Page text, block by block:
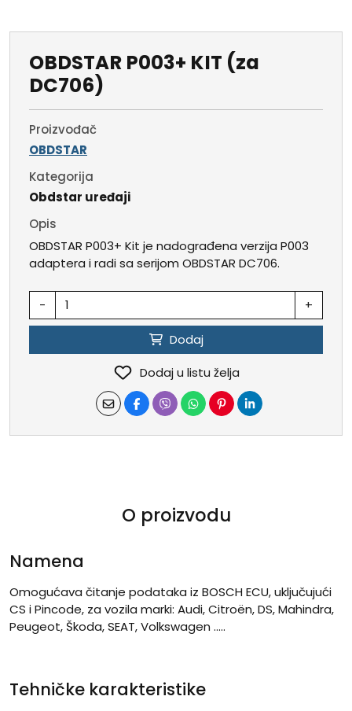
OBDSTAR P003+ KIT (za
DC706)
Proizvođač
OBDSTAR
Kategorija
Obdstar uređaji
Opis
OBDSTAR P003+ Kit je nadograđena verzija P003
adaptera i radi sa serijom OBDSTAR DC706.
- +
Dodaj
Dodaj u listu želja
O proizvodu
Namena
Omogućava čitanje podataka iz BOSCH ECU, uključujući
CS i Pincode, za vozila marki: Audi, Citroën, DS, Mahindra,
Peugeot, Škoda, SEAT, Volkswagen .....
Tehničke karakteristike